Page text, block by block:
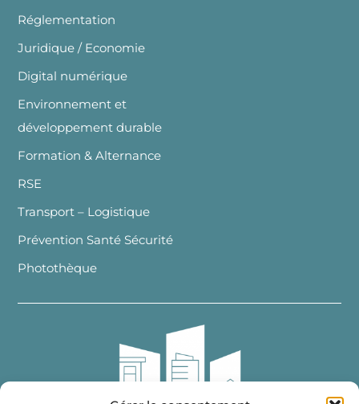
Réglementation
Juridique / Economie
Digital numérique
Environnement et
développement durable
Formation & Alternance
RSE
Transport – Logistique
Prévention Santé Sécurité
Photothèque